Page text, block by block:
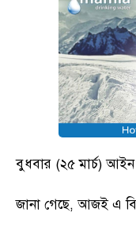
বুধবার (২৫ মার্চ) আইন
জানা গেছে, আজই এ